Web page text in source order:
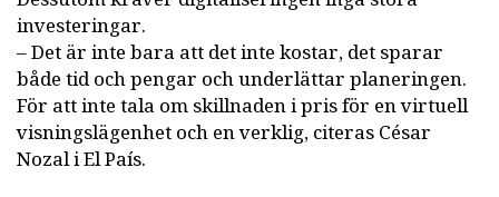
investeringar.
– Det är inte bara att det inte kostar, det sparar
både tid och pengar och underlättar planeringen.
För att inte tala om skillnaden i pris för en virtuell
visningslägenhet och en verklig, citeras César
Nozal i El País.